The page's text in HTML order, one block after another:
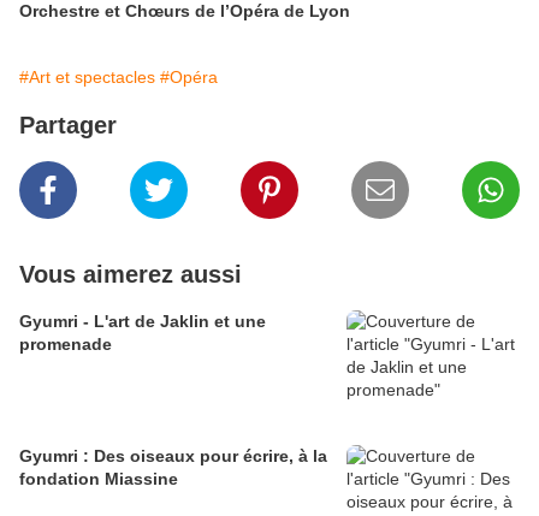
Orchestre et Chœurs de l’Opéra de Lyon
#Art et spectacles #Opéra
Partager
Vous aimerez aussi
Gyumri - L'art de Jaklin et une
promenade
Gyumri : Des oiseaux pour écrire, à la
fondation Miassine